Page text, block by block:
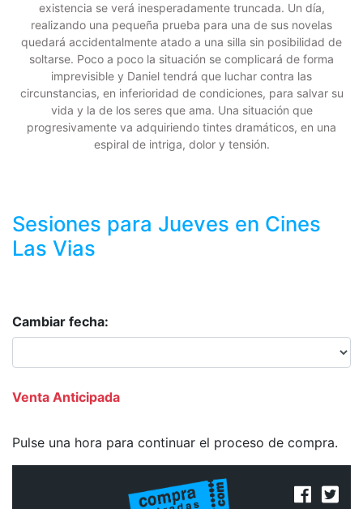
existencia se verá inesperadamente truncada. Un día,
realizando una pequeña prueba para una de sus novelas
quedará accidentalmente atado a una silla sin posibilidad de
soltarse. Poco a poco la situación se complicará de forma
imprevisible y Daniel tendrá que luchar contra las
circunstancias, en inferioridad de condiciones, para salvar su
vida y la de los seres que ama. Una situación que
progresivamente va adquiriendo tintes dramáticos, en una
espiral de intriga, dolor y tensión.
Sesiones para Jueves en Cines
Las Vias
Cambiar fecha:
Venta Anticipada
Pulse una hora para continuar el proceso de compra.